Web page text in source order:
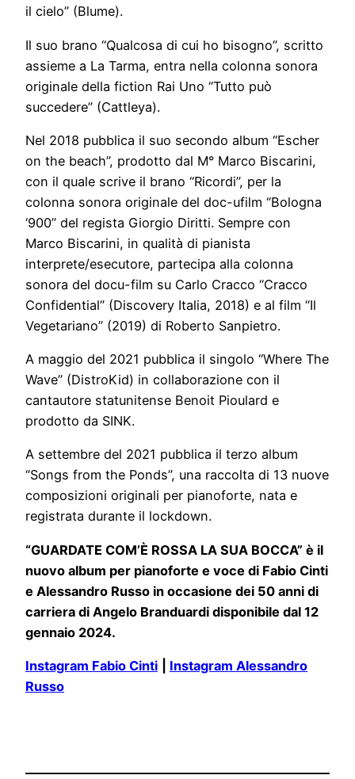
il cielo” (Blume).
Il suo brano “Qualcosa di cui ho bisogno”, scritto
assieme a La Tarma, entra nella colonna sonora
originale della fiction Rai Uno “Tutto può
succedere” (Cattleya).
Nel 2018 pubblica il suo secondo album “Escher
on the beach”, prodotto dal M° Marco Biscarini,
con il quale scrive il brano “Ricordi”, per la
colonna sonora originale del doc-ufilm “Bologna
‘900” del regista Giorgio Diritti. Sempre con
Marco Biscarini, in qualità di pianista
interprete/esecutore, partecipa alla colonna
sonora del docu-film su Carlo Cracco “Cracco
Confidential” (Discovery Italia, 2018) e al film “Il
Vegetariano” (2019) di Roberto Sanpietro.
A maggio del 2021 pubblica il singolo “Where The
Wave” (DistroKid) in collaborazione con il
cantautore statunitense Benoit Pioulard e
prodotto da SINK.
A settembre del 2021 pubblica il terzo album
“Songs from the Ponds”, una raccolta di 13 nuove
composizioni originali per pianoforte, nata e
registrata durante il lockdown.
“GUARDATE COM’È ROSSA LA SUA BOCCA” è il
nuovo album per pianoforte e voce di Fabio Cinti
e Alessandro Russo in occasione dei 50 anni di
carriera di Angelo Branduardi disponibile dal 12
gennaio 2024.
Instagram Fabio Cinti
Instagram Alessandro
Russo